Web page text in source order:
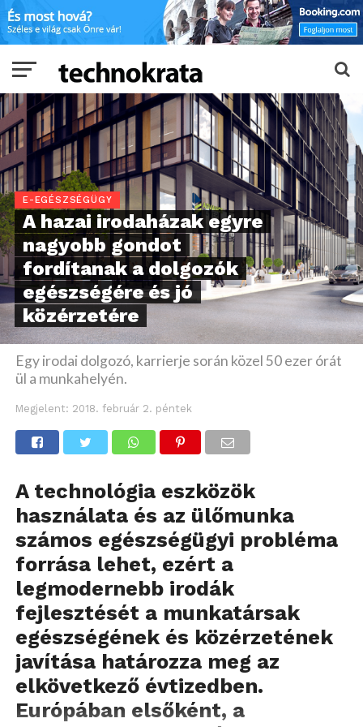
E-EGÉSZSÉGÜGY
A hazai irodaházak egyre
nagyobb gondot
fordítanak a dolgozók
egészségére és jó
közérzetére
Egy irodai dolgozó, karrierje során közel 50 ezer órát
ül a munkahelyén.
Megjelent: 2018. február 2. péntek
A technológia eszközök
használata és az ülőmunka
számos egészségügyi probléma
forrása lehet, ezért a
legmodernebb irodák
fejlesztését a munkatársak
egészségének és közérzetének
javítása határozza meg az
elkövetkező évtizedben.
Európában elsőként, a